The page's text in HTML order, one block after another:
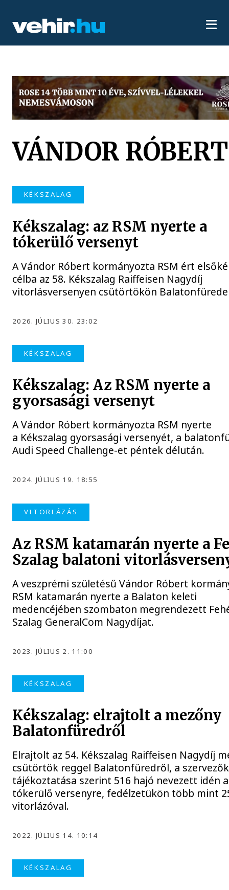
VÁNDOR RÓBERT
KÉKSZALAG
Kékszalag: az RSM nyerte a
tókerülő versenyt
A Vándor Róbert kormányozta RSM ért
célba az 58. Kékszalag Raiffeisen Nagydíj
vitorlásversenyen csütörtökön
2026. JÚLIUS 30. 23:02
KÉKSZALAG
Kékszalag: Az RSM nyerte a
gyorsasági versenyt
A Vándor Róbert kormányozta RSM nyerte
a Kékszalag gyorsasági versenyét, a
Audi Speed Challenge-et péntek délután.
2024. JÚLIUS 19. 18:55
VITORLÁZÁS
Az RSM katamarán nyerte a
Szalag balatoni
A veszprémi születésű Vándor Róbert
RSM katamarán nyerte a Balaton keleti
medencéjében szombaton megrendezett
Szalag GeneralCom Nagydíjat.
2023. JÚLIUS 2. 11:00
KÉKSZALAG
Kékszalag: elrajtolt a mezőny
Balatonfüredről
Elrajtolt az 54. Kékszalag Raiffeisen Nagydíj
csütörtök reggel Balatonfüredről, a szervezők
tájékoztatása szerint 516 hajó nevezett idén a
tókerülő versenyre, fedélzetükön több mint
vitorlázóval.
2022. JÚLIUS 14. 10:14
KÉKSZALAG